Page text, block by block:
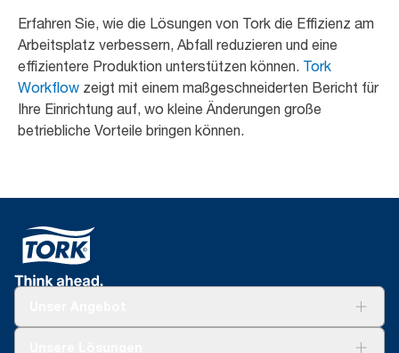
Erfahren Sie, wie die Lösungen von Tork die Effizienz am
Arbeitsplatz verbessern, Abfall reduzieren und eine
effizientere Produktion unterstützen können. Tork
Workflow zeigt mit einem maßgeschneiderten Bericht für
Ihre Einrichtung auf, wo kleine Änderungen große
betriebliche Vorteile bringen können.